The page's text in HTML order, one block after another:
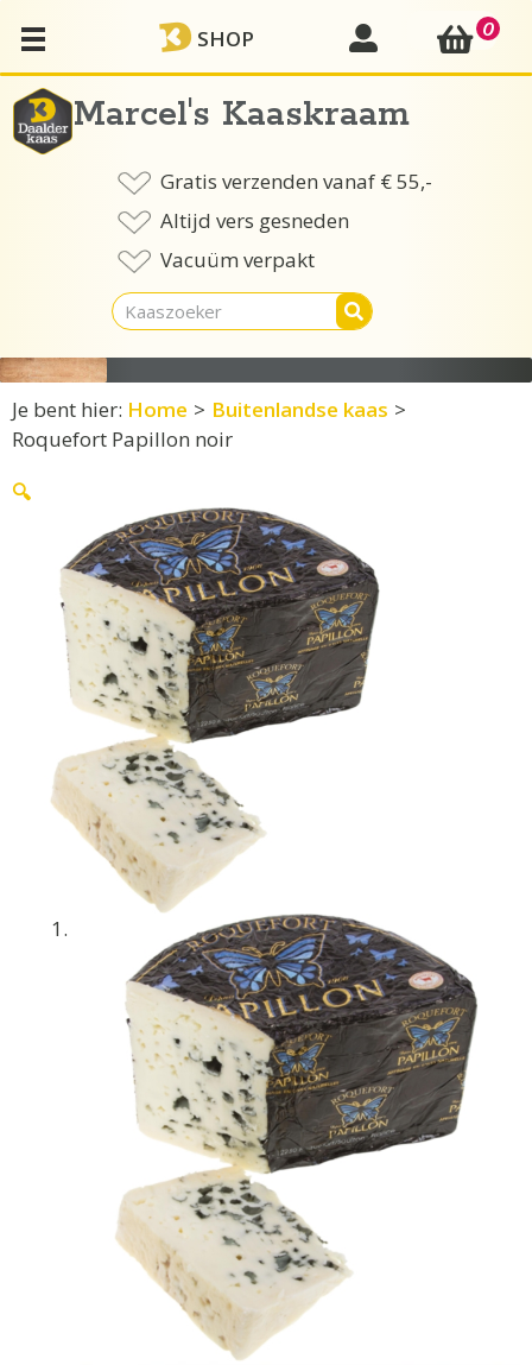
naar
de
inhoud
SHOP mijn account 0
Marcel's Kaaskraam
Gratis verzenden vanaf € 55,-
Altijd vers gesneden
Vacuüm verpakt
Je bent hier: Home > Buitenlandse kaas >
Roquefort Papillon noir
🔍